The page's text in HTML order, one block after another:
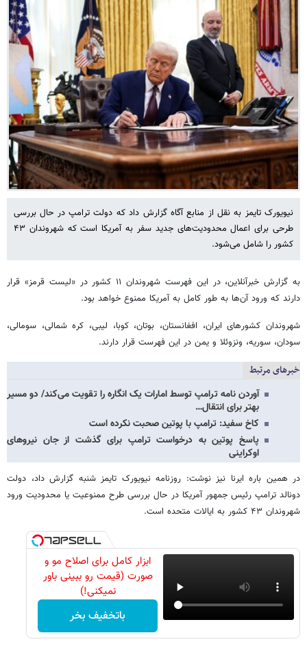
نیویورک تایمز به نقل از منابع آگاه گزارش داد که دولت ترامپ در حال بررسی
طرحی برای اعمال محدودیت‌های جدید سفر به آمریکا است که شهروندان ۴۳
کشور را شامل می‌شود.
به گزارش خبرآنلاین، در این فهرست شهروندان ۱۱ کشور در «لیست قرمز» قرار
دارند که ورود آن‌ها به طور کامل به آمریکا ممنوع خواهد بود.
شهروندان کشورهای ایران، افغانستان، بوتان، کوبا، لیبی، کره شمالی، سومالی،
سودان، سوریه، ونزوئلا و یمن در این فهرست قرار دارند.
خبرهای مرتبط
آوردن نامه ترامپ توسط امارات یک انگاره را تقویت می‌کند/ دو مسیر
بهتر برای انتقال…
کاخ سفید: ترامپ با پوتین صحبت نکرده است
پاسخ پوتین به درخواست ترامپ برای گذشت از جان نیروهای
اوکراینی
در همین باره ایرنا نیز نوشت: روزنامه نیویورک تایمز شنبه گزارش داد، دولت
دونالد ترامپ رئیس جمهور آمریکا در حال بررسی طرح ممنوعیت یا محدودیت ورود
شهروندان ۴۳ کشور به ایالات متحده است.
ابزار کامل برای اصلاح مو و
صورت (قیمت رو ببینی باور
نمیکنی!)
باتخفیف بخر